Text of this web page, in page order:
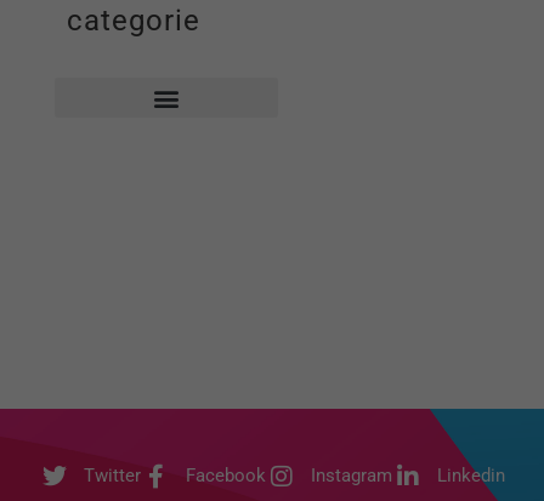
categorie
Twitter Facebook Instagram
Linkedin